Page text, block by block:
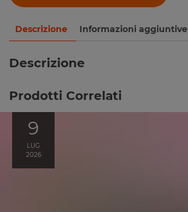
Descrizione Informazioni aggiuntive
Descrizione
Prodotti Correlati
9
LUG
2026